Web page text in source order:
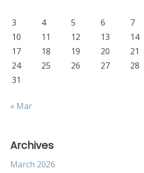
3
4 5 6 7
10
11 12 13 14
17
18 19 20 21
24
25 26 27 28
31
« Mar
Archives
March 2026